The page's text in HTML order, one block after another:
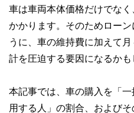
車は車両本体価格だけでな
かかります。そのためロー
うに、車の維持費に加えて
計を圧迫する要因になるかも
本記事では、車の購入を「
用する人」の割合、および